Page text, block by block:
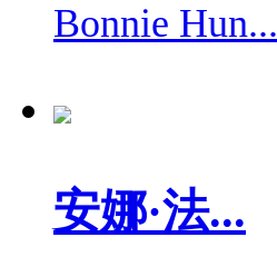
Bonnie Hun...
安娜·法...